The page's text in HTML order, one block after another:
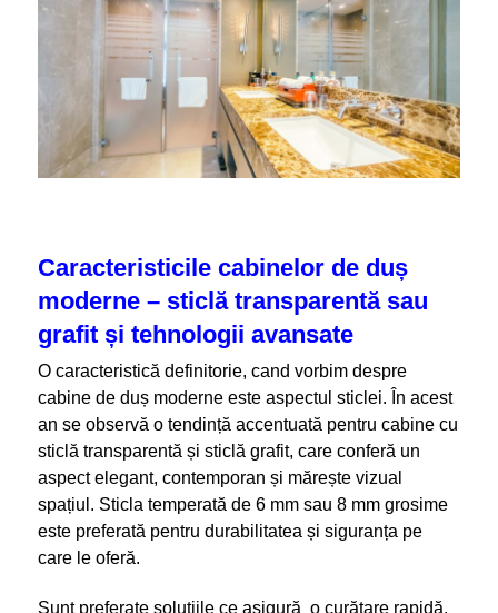
Caracteristicile cabinelor de duș
moderne – sticlă transparentă sau
grafit și tehnologii avansate
O caracteristică definitorie, cand vorbim despre
cabine de duș moderne este aspectul sticlei. În acest
an se observă o tendință accentuată pentru cabine cu
sticlă transparentă și sticlă grafit, care conferă un
aspect elegant, contemporan și mărește vizual
spațiul. Sticla temperată de 6 mm sau 8 mm grosime
este preferată pentru durabilitatea și siguranța pe
care le oferă.
Sunt preferate soluțiile ce asigură o curățare rapidă,